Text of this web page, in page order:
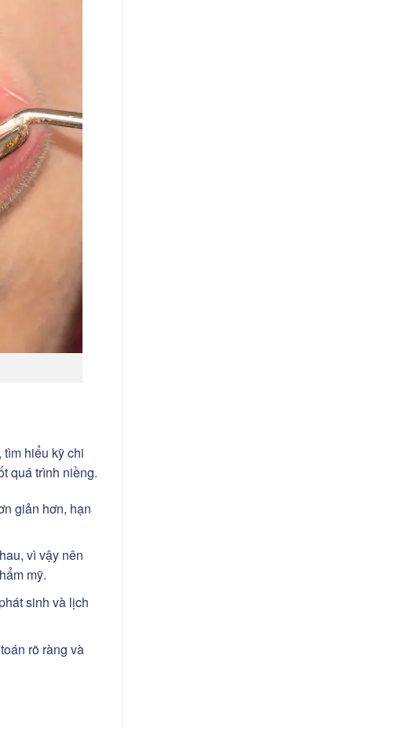
hiểu kỹ chi
quá trình niềng.
giản hơn, hạn
vì vậy nên
mỹ.
sinh và lịch
rõ ràng và